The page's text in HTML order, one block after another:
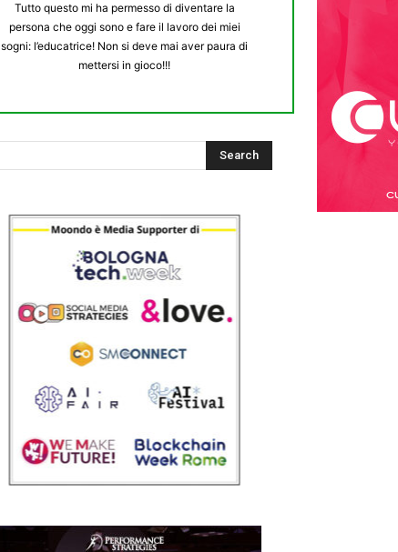
Tutto questo mi ha permesso di diventare la
persona che oggi sono e fare il lavoro dei miei
sogni: l’educatrice! Non si deve mai aver paura di
mettersi in gioco!!!